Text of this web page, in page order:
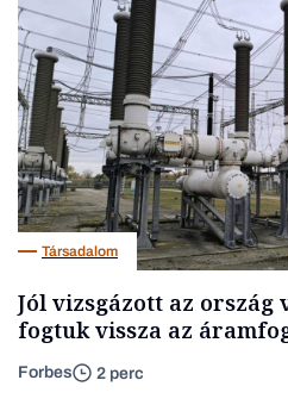
Társadalom
Jól vizsgázott az ország
fogtuk vissza az
Forbes 2 perc